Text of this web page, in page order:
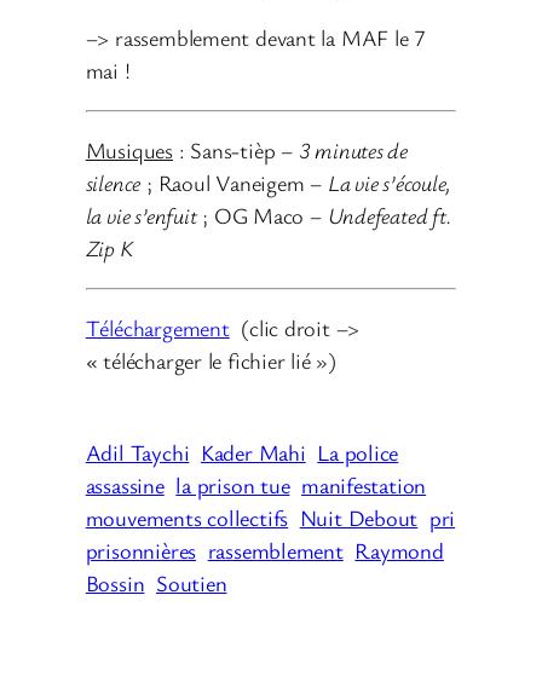
–> rassemblement devant la MAF le 7
mai !
Musiques: Sans-tièp – 3 minutes de
silence ; Raoul Vaneigem – La vie s’écoule,
la vie s’enfuit; OG Maco – Undefeated ft.
Zip K
Téléchargement(clic droit –>
« télécharger le fichier lié »)
Adil Taychi Kader Mahi La police
assassine la prison tue manifestation
mouvements collectifs Nuit Debout pri
prisonnières rassemblement Raymond
Bossin Soutien